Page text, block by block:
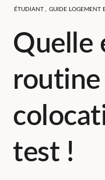
ÉTUDIANT , GUIDE LOGEMENT
Quelle
routine
test !